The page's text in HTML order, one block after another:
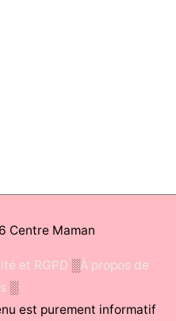
Centre Maman
et RGPD ░À propos de
░
est purement informatif